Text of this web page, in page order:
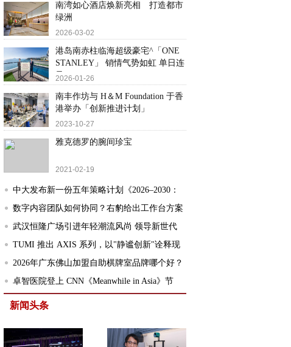
南湾如心酒店焕新亮相 打造都市
绿洲
2026-03-02
港岛南赤柱临海超级豪宅^「ONE
STANLEY」 销情气势如虹 单日连
录
2026-01-26
南丰作坊与 H＆M Foundation 于香
港举办「创新推进计划」
2023-10-27
雅克德罗的腕间珍宝
2021-02-19
中大发布新一份五年策略计划《2026‒2030：
数字内容团队如何协同？右豹给出工作台方案
武汉恒隆广场引进年轻潮流风尚 领导新世代
TUMI 推出 AXIS 系列，以"静谧创新"诠释现
2026年广东佛山加盟自助棋牌室品牌哪个好？
卓智医院登上 CNN《Meanwhile in Asia》节
新闻头条